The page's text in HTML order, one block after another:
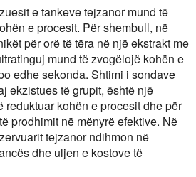
e tankeve tejzanor mund të
e procesit. Për shembull, në
për orë të tëra në një ekstrakt me
mund të zvogëlojë kohën e
edhe sekonda. Shtimi i sondave
ekzistues të grupit, është një
reduktuar kohën e procesit dhe për
prodhimit në mënyrë efektive. Në
tejzanor ndihmon në
dhe uljen e kostove të